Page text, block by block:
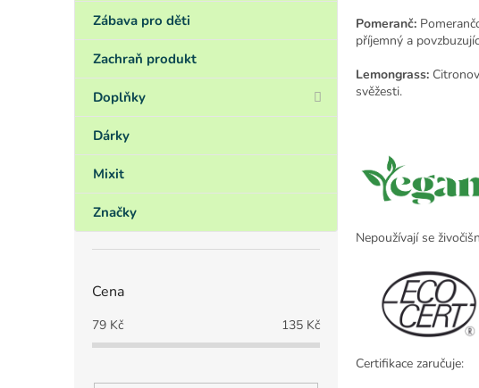
Zábava pro děti
Zachraň produkt
Doplňky
Dárky
Mixit
Značky
Cena
79 Kč 135 Kč
Pomeranč: P
příjemný a
Lemongrass:
svěžesti.
Nepoužívají se
Certifikace zaručuje: